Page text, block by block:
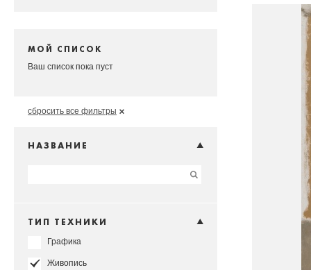
МОЙ СПИСОК
Ваш список пока пуст
сбросить все фильтры
НАЗВАНИЕ
ТИП ТЕХНИКИ
Графика
Живопись